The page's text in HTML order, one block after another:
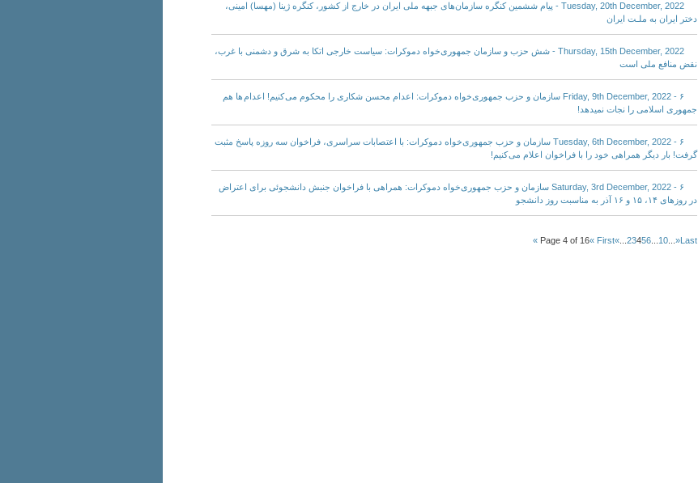
Tuesday, 20th December, 2022 - پیام ششمین کنگره سازمان‌های جبهه ملی ایران در خارج از کشور، کنگره ژینا (مهسا) امینی،
دختر ایران به ملـت ایران
Thursday, 15th December, 2022 - شش حزب و سازمان جمهوری‌خواه دموکرات: سیاست خارجی اتکا به شرق و دشمنی با غرب،
نقض منافع ملی است
Friday, 9th December, 2022 - ۶ سازمان و حزب جمهوری‌خواه دموکرات: اعدام محسن شکاری را محکوم می کنیم! اعدام ها هم
جمهوری اسلامی را نجات نمیدهد!
Tuesday, 6th December, 2022 - ۶ سازمان و حزب جمهوری‌خواه دموکرات: با اعتصابات سراسری، فراخوان سه روزه پاسخ مثبت
گرفت! بار دیگر همراهی خود را با فراخوان اعلام می کنیم!
Saturday, 3rd December, 2022 - ۶ سازمان و حزب جمهوری‌خواه دموکرات: همراهی با فراخوان جنبش دانشجوئی برای اعتراض
در روزهای ۱۴، ۱۵ و ۱۶ آذر به مناسبت روز دانشجو
Page 4 of 16« First« 23456 10 »Last »